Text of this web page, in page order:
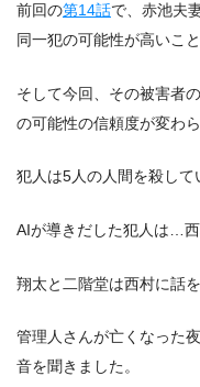
前回の第14話で、赤池夫
同一犯の可能性が高いこ
そして今回、その被害者
の可能性の信頼度が変わ
犯人は5人の人間を殺して
AIが導きだした犯人は…西
翔太と二階堂は西村に話
管理人さんが亡くなった
音を聞きました。